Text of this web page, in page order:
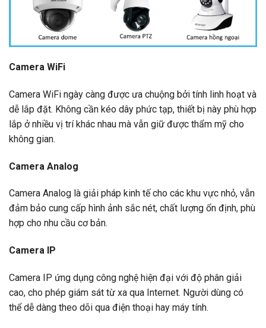
Camera WiFi
Camera WiFi ngày càng được ưa chuộng bởi tính linh hoạt và
dễ lắp đặt. Không cần kéo dây phức tạp, thiết bị này phù hợp
lắp ở nhiều vị trí khác nhau mà vẫn giữ được thẩm mỹ cho
không gian.
Camera Analog
Camera Analog là giải pháp kinh tế cho các khu vực nhỏ, vẫn
đảm bảo cung cấp hình ảnh sắc nét, chất lượng ổn định, phù
hợp cho nhu cầu cơ bản.
Camera IP
Camera IP ứng dụng công nghệ hiện đại với độ phân giải
cao, cho phép giám sát từ xa qua Internet. Người dùng có
thể dễ dàng theo dõi qua điện thoại hay máy tính.